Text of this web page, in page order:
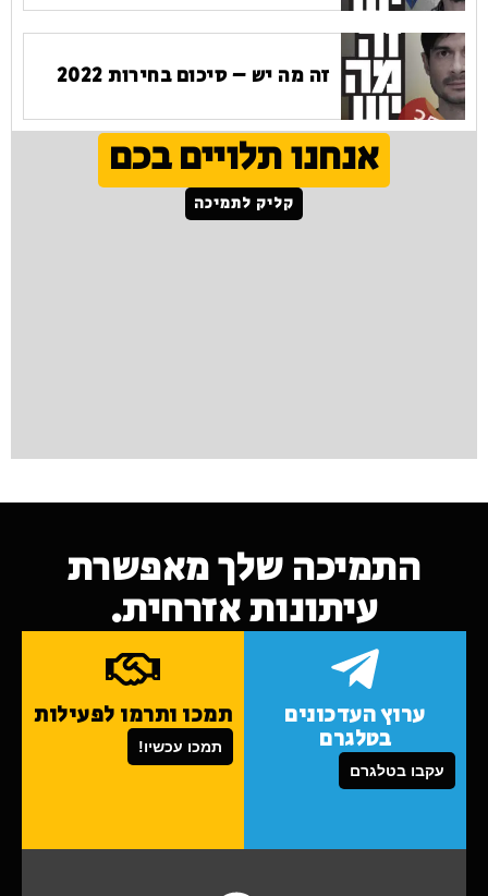
זה מה יש – סיכום בחירות 2022
אנחנו תלויים בכם
קליק לתמיכה
התמיכה שלך מאפשרת
עיתונות אזרחית.
ערוץ העדכונים
בטלגרם
עקבו בטלגרם
תמכו ותרמו לפעילות
תמכו עכשיו!